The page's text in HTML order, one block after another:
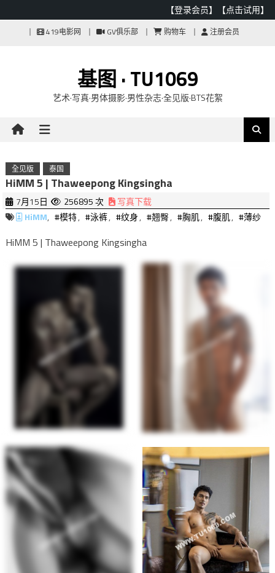
【登录会员】 【点击试用】
419电影网 GV俱乐部 购物车 注册会员
基图 · TU1069
艺术·写真·男体摄影·男性杂志·全见版·BTS花絮
全见版 泰国
HiMM 5 | Thaweepong Kingsingha
7月15日 256895 次
写真下载
HiMM, #模特, #泳裤, #纹身, #翘臀, #胸肌, #腹肌, #薄纱
HiMM 5 | Thaweepong Kingsingha